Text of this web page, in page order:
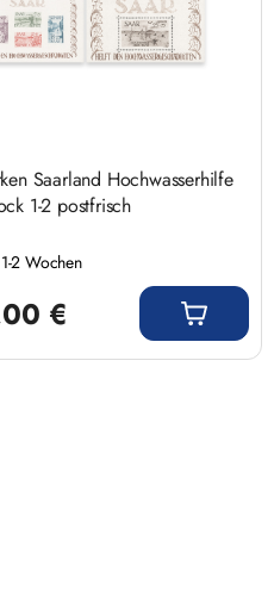
Saarland Hochwasserhilfe
1-2 postfrisch
2 Wochen
€